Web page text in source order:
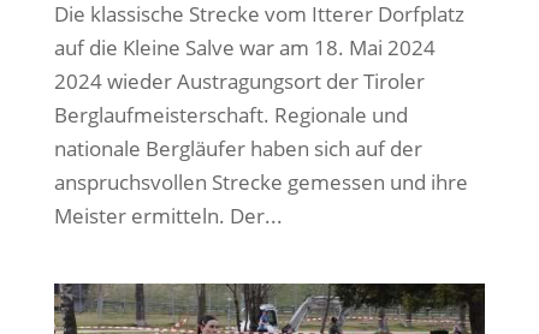
Die klassische Strecke vom Itterer Dorfplatz
auf die Kleine Salve war am 18. Mai 2024
2024 wieder Austragungsort der Tiroler
Berglaufmeisterschaft. Regionale und
nationale Bergläufer haben sich auf der
anspruchsvollen Strecke gemessen und ihre
Meister ermitteln. Der...